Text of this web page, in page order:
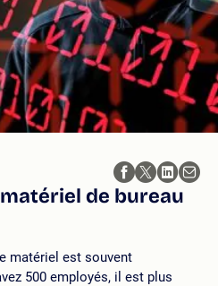
de bureau
matériel est souvent
500 employés, il est plus